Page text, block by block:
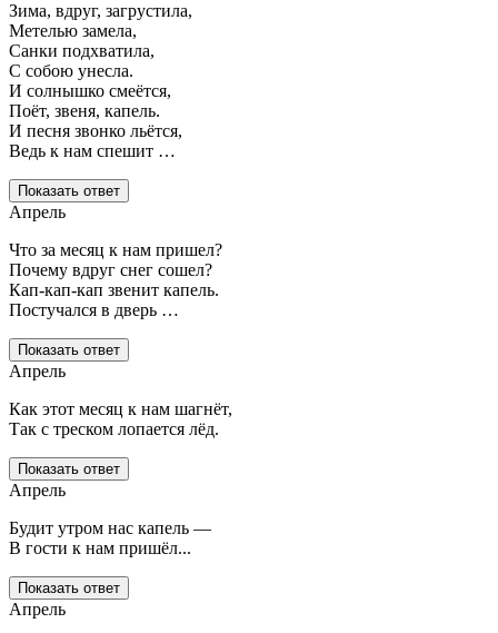
Зима, вдруг, загрустила,
Метелью замела,
Санки подхватила,
С собою унесла.
И солнышко смеётся,
Поёт, звеня, капель.
И песня звонко льётся,
Ведь к нам спешит …
Показать ответ
Апрель
Что за месяц к нам пришел?
Почему вдруг снег сошел?
Кап-кап-кап звенит капель.
Постучался в дверь …
Показать ответ
Апрель
Как этот месяц к нам шагнёт,
Так с треском лопается лёд.
Показать ответ
Апрель
Будит утром нас капель —
В гости к нам пришёл...
Показать ответ
Апрель